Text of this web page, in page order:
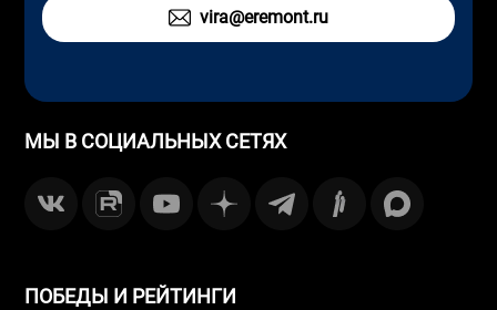
vira@eremont.ru
МЫ В СОЦИАЛЬНЫХ СЕТЯХ
ПОБЕДЫ И РЕЙТИНГИ